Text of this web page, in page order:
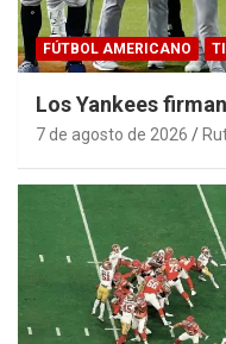
FÚTBOL AMERICANO
Los Yankees
7 de agosto de 2026